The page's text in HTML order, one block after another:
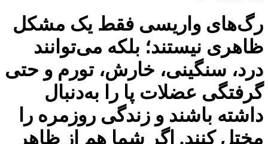
رگ‌های واریسی فقط یک مشکل
ظاهری نیستند؛ بلکه می‌توانند
درد، سنگینی، خارش، تورم و حتی
گرفتگی عضلات پا را به‌دنبال
داشته باشند و زندگی روزمره را
مختل کنند. اگر شما هم از ظاهر